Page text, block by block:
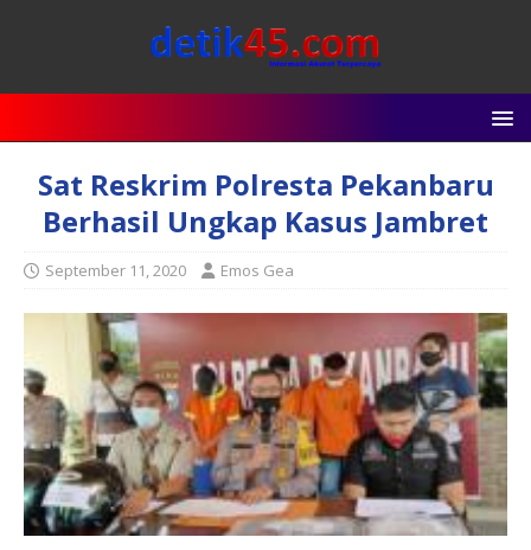
Sat Reskrim Polresta Pekanbaru
Berhasil Ungkap Kasus Jambret
September 11, 2020 Emos Gea